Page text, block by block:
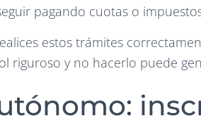
pagando cuotas o
estos trámites
riguroso y no hacerlo puede